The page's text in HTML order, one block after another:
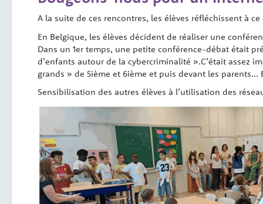
A la suite de ces rencontres, les élèves réfléchissent à
En Belgique, les élèves décident de réaliser une
Dans un 1er temps, une petite conférence-débat était
d’enfants autour de la cybercriminalité ».C’était assez
grands » de 5ième et 6ième et puis devant les
Sensibilisation des autres élèves à l’utilisation des